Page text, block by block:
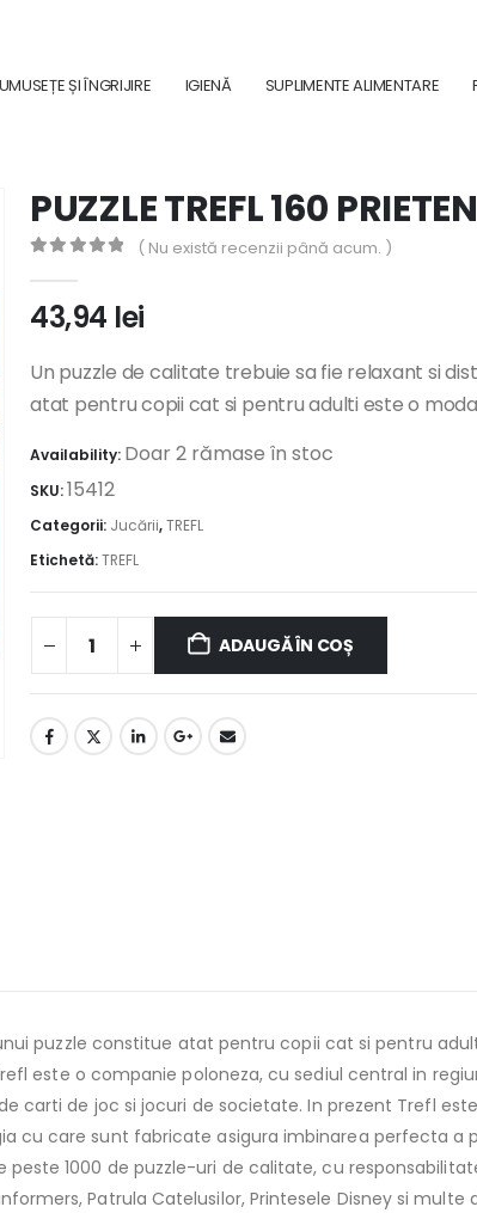
ȘI ÎNGRIJIRE IGIENĂ SUPLIMENTE ALIMENTARE
PUZZLE TREFL 160
( Nu există recenzii până acum. )
43,94 lei
Un puzzle de calitate trebuie sa fie relaxant si
atat pentru copii cat si pentru adulti este o
Availability: Doar 2 rămase în stoc
SKU:15412
Categorii: Jucării,TREFL
Etichetă:TREFL
ADAUGĂ ÎN COȘ
puzzle constitue atat pentru copii cat si pentru
este o companie poloneza, cu sediul central in
de joc si jocuri de societate. In prezent Trefl
cu care sunt fabricate asigura imbinarea perfecta a
1000 de puzzle-uri de calitate, cu
Patrula Catelusilor, Printesele Disney si